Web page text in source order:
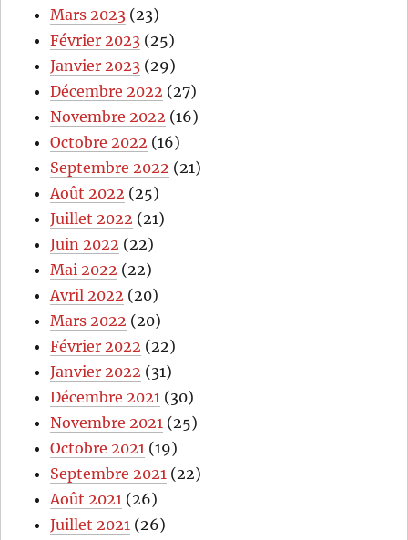
Mars 2023 (23)
Février 2023 (25)
Janvier 2023 (29)
Décembre 2022 (27)
Novembre 2022 (16)
Octobre 2022 (16)
Septembre 2022 (21)
Août 2022 (25)
Juillet 2022 (21)
Juin 2022 (22)
Mai 2022 (22)
Avril 2022 (20)
Mars 2022 (20)
Février 2022 (22)
Janvier 2022 (31)
Décembre 2021 (30)
Novembre 2021 (25)
Octobre 2021 (19)
Septembre 2021 (22)
Août 2021 (26)
Juillet 2021 (26)